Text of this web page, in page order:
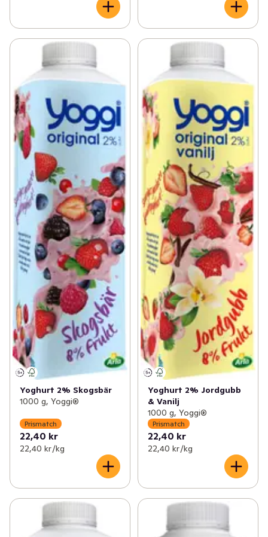
Yoghurt 2% Skogsbär
1000 g, Yoggi®
Prismatch
22,40 kr
22,40 kr /kg
Yoghurt 2% Jordgubb
& Vanilj
1000 g, Yoggi®
Prismatch
22,40 kr
22,40 kr /kg